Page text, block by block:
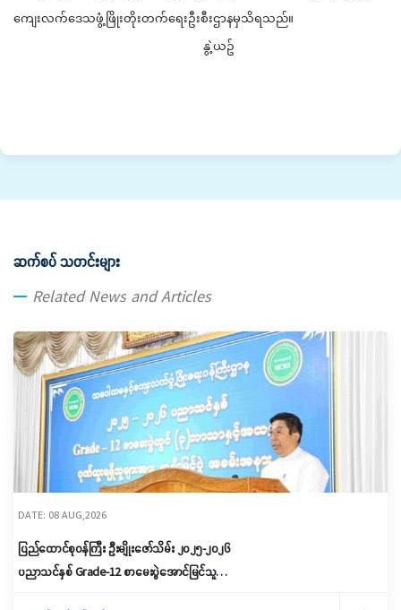
ကျေးလက်ဒေသဖွံ့ဖြိုးတိုးတက်ရေးဦးစီးဌာနမှသိရသည်။
နွဲ့ယဥ်
ဆက်စပ် သတင်းများ
Related News and Articles
DATE: 08 AUG,2026
ပြည်ထောင်စုဝန်ကြီး ဦးမျိုးဇော်သိမ်း ၂၀၂၅-၂၀၂၆
ပညာသင်နှစ် Grade-12 စာမေးပွဲအောင်မြင်သူများ